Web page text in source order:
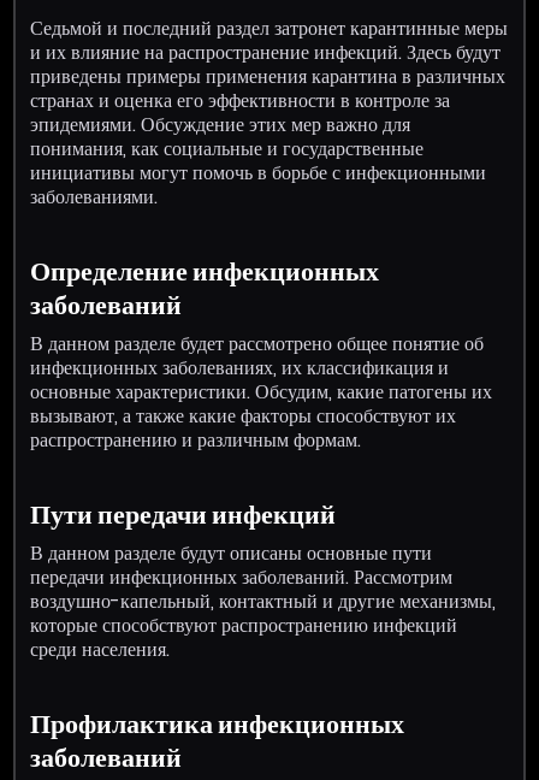
Седьмой и последний раздел затронет карантинные меры
и их влияние на распространение инфекций. Здесь будут
приведены примеры применения карантина в различных
странах и оценка его эффективности в контроле за
эпидемиями. Обсуждение этих мер важно для
понимания, как социальные и государственные
инициативы могут помочь в борьбе с инфекционными
заболеваниями.
Определение инфекционных
заболеваний
В данном разделе будет рассмотрено общее понятие об
инфекционных заболеваниях, их классификация и
основные характеристики. Обсудим, какие патогены их
вызывают, а также какие факторы способствуют их
распространению и различным формам.
Пути передачи инфекций
В данном разделе будут описаны основные пути
передачи инфекционных заболеваний. Рассмотрим
воздушно-капельный, контактный и другие механизмы,
которые способствуют распространению инфекций
среди населения.
Профилактика инфекционных
заболеваний